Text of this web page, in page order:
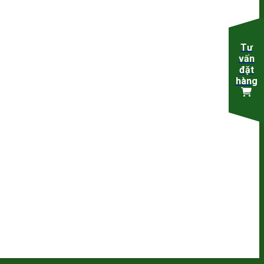
Tư
vấn
đặt
hàng